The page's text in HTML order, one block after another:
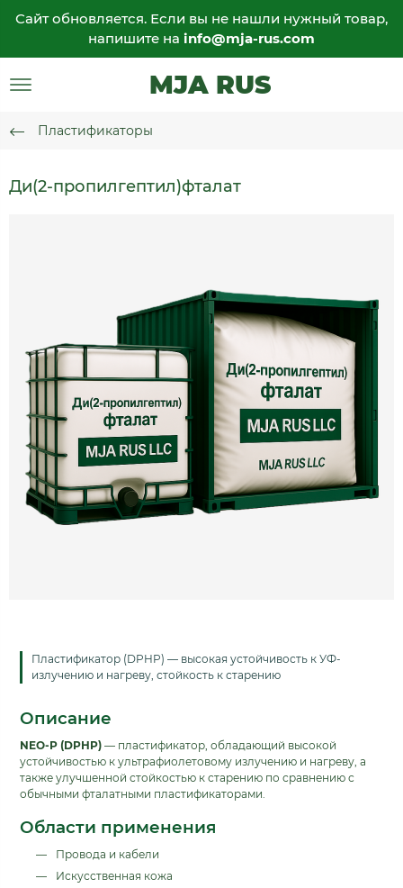
Сайт обновляется. Если вы не нашли нужный товар,
напишите на info@mja-rus.com
MJA RUS
Пластификаторы
Ди(2-пропилгептил)фталат
Пластификатор (DPHP) — высокая устойчивость к УФ-
излучению и нагреву, стойкость к старению
Описание
NEO-P (DPHP) — пластификатор, обладающий высокой
устойчивостью к ультрафиолетовому излучению и нагреву, а
также улучшенной стойкостью к старению по сравнению с
обычными фталатными пластификаторами.
Области применения
Провода и кабели
Искусственная кожа